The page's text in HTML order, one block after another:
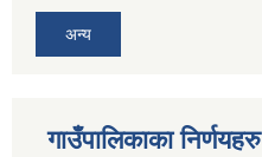
अन्य
गाउँपालिकाका निर्णयहरु